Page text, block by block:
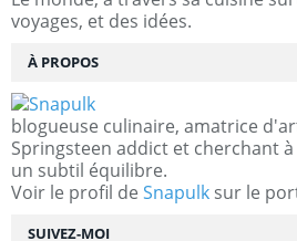
SUIVEZ-MOI
voyages, et des idées.
À PROPOS
blogueuse culinaire, amatrice
Springsteen addict et cherchant
un subtil équilibre.
Voir le profil de Snapulk sur le